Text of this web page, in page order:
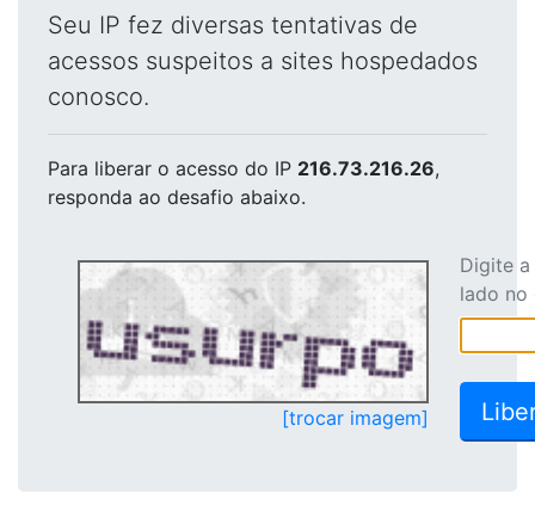
Seu IP fez diversas tentativas de
acessos suspeitos a sites hospedados
conosco.
Para liberar o acesso do IP 216.73.216.26,
responda ao desafio abaixo.
[trocar imagem]
Digite
lado no